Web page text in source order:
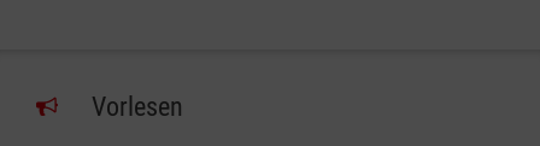
Vorlesen